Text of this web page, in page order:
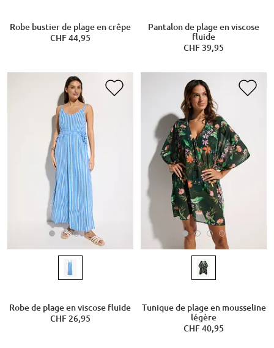
Robe bustier de plage en crêpe
CHF 44,95
Pantalon de plage en viscose
fluide
CHF 39,95
Robe de plage en viscose fluide
CHF 26,95
Tunique de plage en mousseline
légère
CHF 40,95